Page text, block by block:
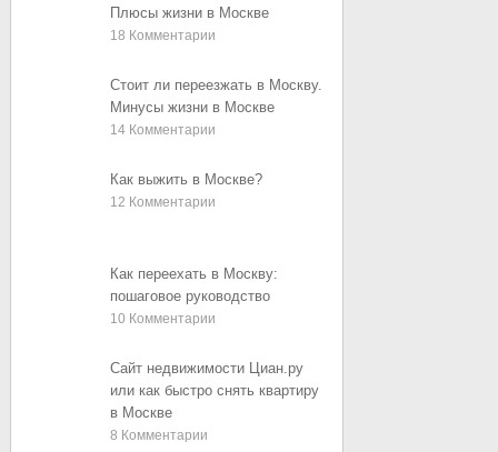
Плюсы жизни в Москве
18 Комментарии
Стоит ли переезжать в Москву.
Минусы жизни в Москве
14Комментарии
Как выжить в Москве?
12 Комментарии
Как переехать в Москву:
пошаговое руководство
10 Комментарии
Сайт недвижимости Циан.ру
или как быстро снять квартиру
в Москве
8 Комментарии